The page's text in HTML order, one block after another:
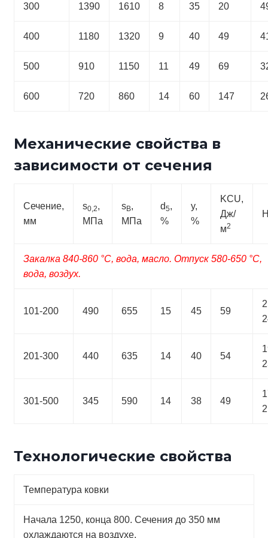
300 1390 1610 8 35 20
400 1180 1320 9 40 49
500 910 1150 11 49 69
600 720 860 14 60 147
Механические свойства в
зависимости от сечения
Сечение,
мм
s0,2,
МПа
sB,
МПа
d5,
%
y,
%
KCU,
Дж/
м2
Закалка 840-860 °С, вода, масло. Отпуск 580-650 °С,
вода, воздух.
101-200 490 655 15 45 59
201-300 440 635 14 40 54
301-500 345 590 14 38 49
Технологические свойства
Температура ковки
Начала 1250, конца 800. Сечения до 350 мм
охлаждаются на воздухе.